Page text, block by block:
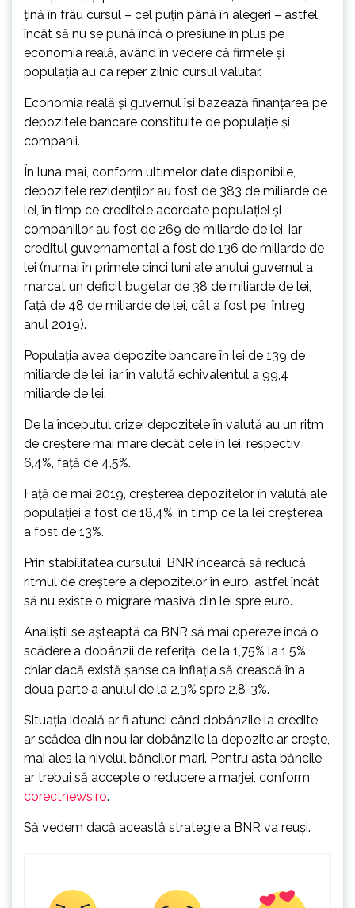
ţină în frâu cursul – cel puţin până în alegeri – astfel
încât să nu se pună încă o presiune în plus pe
economia reală, având în vedere că firmele şi
populaţia au ca reper zilnic cursul valutar.
Economia reală şi guvernul îşi bazează finanţarea pe
depozitele bancare constituite de populaţie şi
companii.
În luna mai, conform ultimelor date disponibile,
depozitele rezidenţilor au fost de 383 de miliarde de
lei, în timp ce creditele acordate populaţiei şi
companiilor au fost de 269 de miliarde de lei, iar
creditul guvernamental a fost de 136 de miliarde de
lei (numai în primele cinci luni ale anului guvernul a
marcat un deficit bugetar de 38 de miliarde de lei,
faţă de 48 de miliarde de lei, cât a fost pe întreg
anul 2019).
Populaţia avea depozite bancare în lei de 139 de
miliarde de lei, iar în valută echivalentul a 99,4
miliarde de lei.
De la începutul crizei depozitele în valută au un ritm
de creştere mai mare decât cele în lei, respectiv
6,4%, faţă de 4,5%.
Faţă de mai 2019, creşterea depozitelor în valută ale
populaţiei a fost de 18,4%, în timp ce la lei creşterea
a fost de 13%.
Prin stabilitatea cursului, BNR încearcă să reducă
ritmul de creştere a depozitelor în euro, astfel încât
să nu existe o migrare masivă din lei spre euro.
Analiştii se aşteaptă ca BNR să mai opereze încă o
scădere a dobânzii de referiţă, de la 1,75% la 1,5%,
chiar dacă există şanse ca inflaţia să crească în a
doua parte a anului de la 2,3% spre 2,8-3%.
Situaţia ideală ar fi atunci când dobânzile la credite
ar scădea din nou iar dobânzile la depozite ar creşte,
mai ales la nivelul băncilor mari. Pentru asta băncile
ar trebui să accepte o reducere a marjei, conform
corectnews.ro.
Să vedem dacă această strategie a BNR va reuşi.